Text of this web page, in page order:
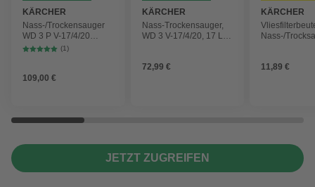
KÄRCHER
Nass-/Trockensauger
WD 3 P V-17/4/20
Workshop mit
(1)
109,00 €
KÄRCHER
Nass-Trockensauger,
WD 3 V-17/4/20, 17 L,
72,99 €
KÄRCHER
Nass-/
4 Stück
11,89 €
JETZT ZUGREIFEN